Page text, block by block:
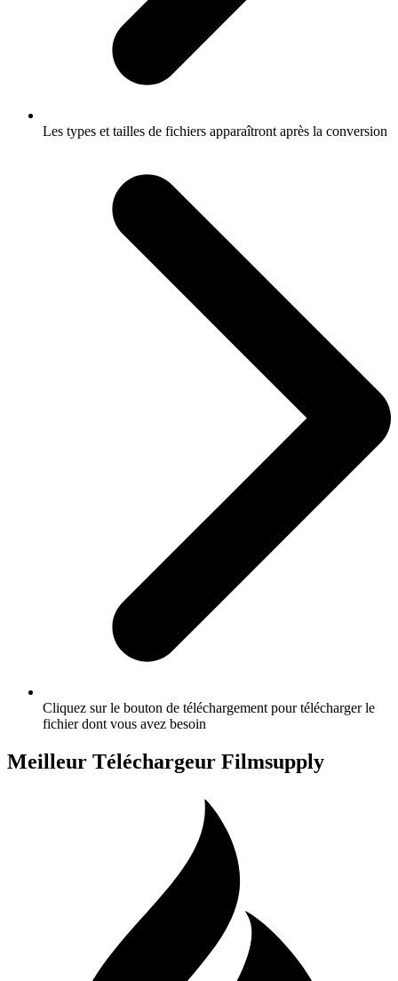
Les types et tailles de fichiers apparaîtront après la conversion
Cliquez sur le bouton de téléchargement pour télécharger le
fichier dont vous avez besoin
Meilleur Téléchargeur Filmsupply